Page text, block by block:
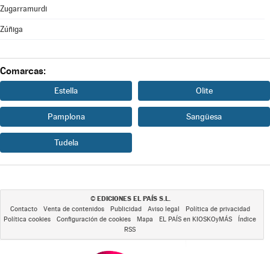
Zugarramurdi
Zúñiga
Comarcas:
Estella Olite
Pamplona Sangüesa
Tudela
© EDICIONES EL PAÍS S.L.
Contacto Venta de contenidos Publicidad Aviso legal
Política de privacidad
Política cookies
Configuración de cookies Mapa EL PAÍS en KIOSKOyMÁS
Índice
RSS